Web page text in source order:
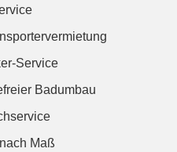
Service
Badumbau
Maß